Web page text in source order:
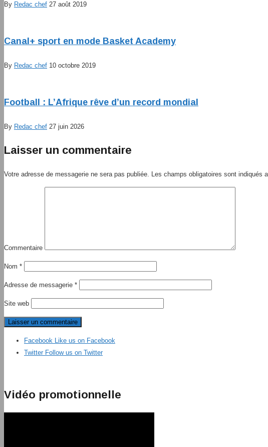
By Redac chef 27 août 2019
Canal+ sport en mode Basket Academy
By Redac chef 10 octobre 2019
Football : L’Afrique rêve d’un record mondial
By Redac chef 27 juin 2026
Laisser un commentaire
Votre adresse de messagerie ne sera pas publiée. Les champs obligatoires sont indiqués
Commentaire
Nom *
Adresse de messagerie *
Site web
Facebook
Like us on Facebook
Twitter Follow us on Twitter
Vidéo promotionnelle